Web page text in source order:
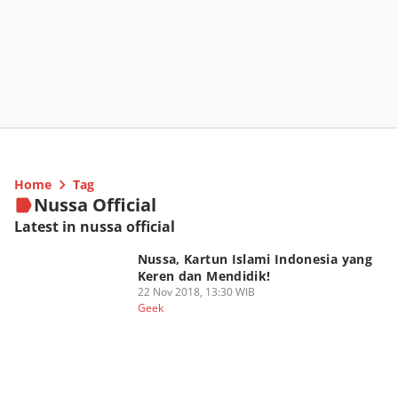
Home Tag
Nussa Official
Latest in nussa official
Nussa, Kartun Islami Indonesia yang
Keren dan Mendidik!
22 Nov 2018, 13:30 WIB
Geek